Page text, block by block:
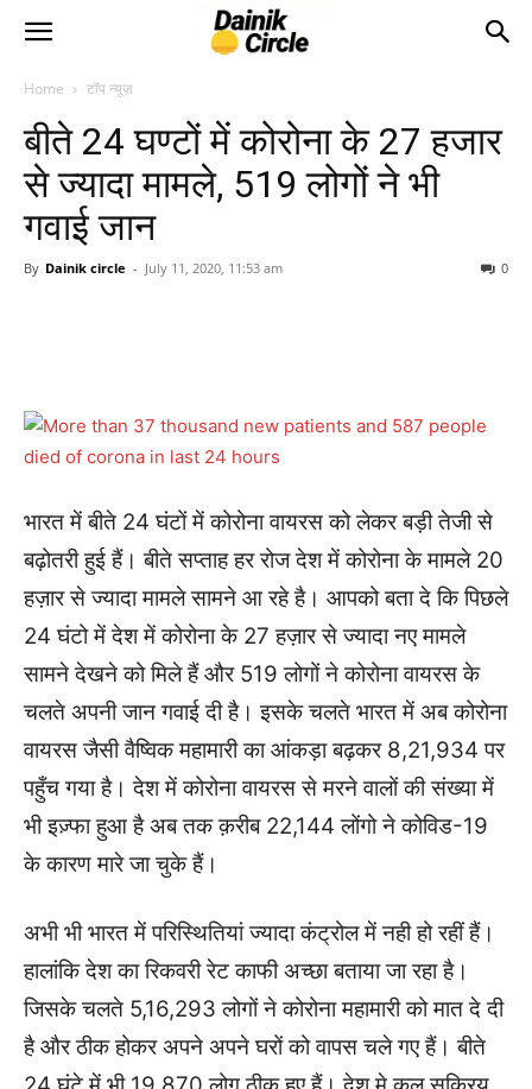
Home टॉप न्यूज़
बीते 24 घण्टों में कोरोना के 27 हजार
से ज्यादा मामले, 519 लोगों ने भी
गवाई जान
By Dainik circle - July 11, 2020, 11:53 am 0
भारत में बीते 24 घंटों में कोरोना वायरस को लेकर बड़ी तेजी से
बढ़ोतरी हुई हैं। बीते सप्ताह हर रोज देश में कोरोना के मामले 20
हज़ार से ज्यादा मामले सामने आ रहे है। आपको बता दे कि पिछले
24 घंटो में देश में कोरोना के 27 हज़ार से ज्यादा नए मामले
सामने देखने को मिले हैं और 519 लोगों ने कोरोना वायरस के
चलते अपनी जान गवाई दी है। इसके चलते भारत में अब कोरोना
वायरस जैसी वैष्विक महामारी का आंकड़ा बढ़कर 8,21,934 पर
पहुँच गया है। देश में कोरोना वायरस से मरने वालों की संख्या में
भी इज़्फा हुआ है अब तक क़रीब 22,144 लोंगो ने कोविड-19
के कारण मारे जा चुके हैं।
अभी भी भारत में परिस्थितियां ज्यादा कंट्रोल में नही हो रहीं हैं।
हालांकि देश का रिकवरी रेट काफी अच्छा बताया जा रहा है।
जिसके चलते 5,16,293 लोगों ने कोरोना महामारी को मात दे दी
है और ठीक होकर अपने अपने घरों को वापस चले गए हैं। बीते